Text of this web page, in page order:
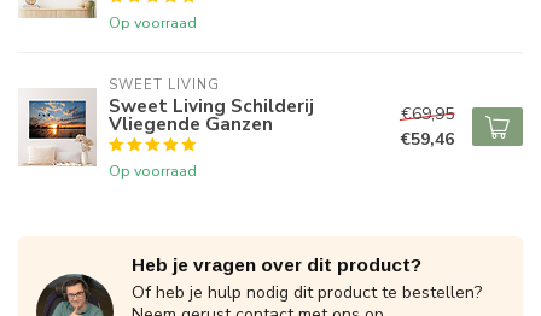
Op voorraad
SWEET LIVING
Sweet Living Schilderij
Vliegende Ganzen
Op voorraad
€69,95
€59,46
Heb je vragen over dit product?
Of heb je hulp nodig dit product te bestellen?